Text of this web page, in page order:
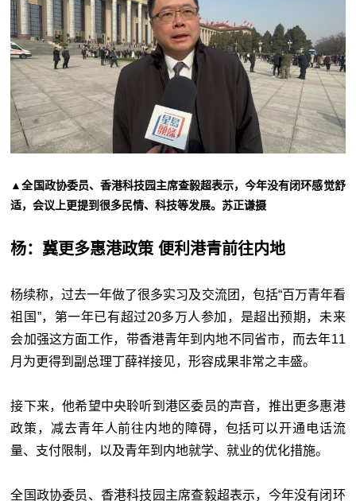
▲全国政协委员、香港科技园主席查毅超表示，今年没有闭环感觉舒
适，会议上更提到很多民情、科技等发展。苏正谦摄
杨：冀更多惠港政策 便利港青前往内地
杨续称，过去一年做了很多实习及交流团，包括“百万青年看
祖国”，第一年已有超过20多万人参加，是超出预期，未来
会加强这方面工作，带香港青年到内地不同省市，而去年11
月为更得到副总理丁薛祥接见，形容成果非常之丰盛。
接下来，他希望中央聆听到港区委员的声音，推出更多惠港
政策，减去青年人前往内地的障碍，包括可以开通电话流
量、支付限制，以及青年到内地就学、就业的优化措施。
全国政协委员、香港科技园主席查毅超表示，今年没有闭环